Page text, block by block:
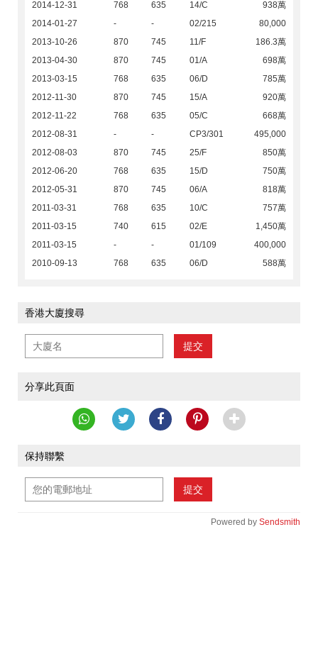
2014-12-31 768 635 14/C
938萬
2014-01-27
- - 02/215
80,000
2013-10-26
870 745 11/F
186.3萬
2013-04-30
870 745 01/A
698萬
2013-03-15
768 635 06/D
785萬
2012-11-30
870 745 15/A
920萬
2012-11-22
768 635 05/C
668萬
2012-08-31
- - CP3/301
495,000
2012-08-03
870 745 25/F
850萬
2012-06-20
768 635 15/D
750萬
2012-05-31
870 745 06/A
818萬
2011-03-31
768 635 10/C
757萬
2011-03-15
740 615 02/E
1,450萬
2011-03-15
- - 01/109
400,000
2010-09-13
768 635 06/D 588萬
香港大廈搜尋
提交
分享此頁面
保持聯繫
提交
Powered by Sendsmith